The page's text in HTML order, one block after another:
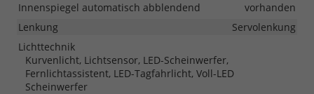
Innenspiegel automatisch abblendend
vorhanden
Lenkung
Servolenkung
Lichttechnik
Kurvenlicht, Lichtsensor, LED-Scheinwerfer,
Fernlichtassistent, LED-Tagfahrlicht, Voll-LED
Scheinwerfer